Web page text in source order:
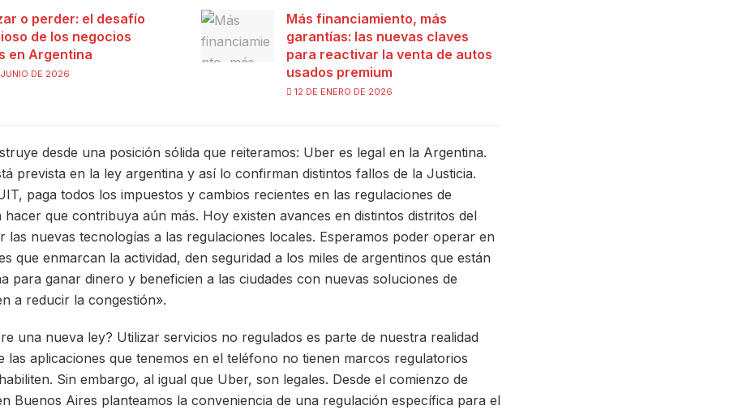
o perder: el desafío
de los negocios
en Argentina
DE 2026
Más financiamiento, más
garantías: las nuevas claves
para reactivar la venta de autos
usados premium
12 DE ENERO DE 2026
desde una posición sólida que reiteramos: Uber es legal en la Argentina.
prevista en la ley argentina y así lo confirman distintos fallos de la Justicia.
paga todos los impuestos y cambios recientes en las regulaciones de
que contribuya aún más. Hoy existen avances en distintos distritos del
las nuevas tecnologías a las regulaciones locales. Esperamos poder operar en
que enmarcan la actividad, den seguridad a los miles de argentinos que están
para ganar dinero y beneficien a las ciudades con nuevas soluciones de
a reducir la congestión».
una nueva ley? Utilizar servicios no regulados es parte de nuestra realidad
las aplicaciones que tenemos en el teléfono no tienen marcos regulatorios
Sin embargo, al igual que Uber, son legales. Desde el comienzo de
Buenos Aires planteamos la conveniencia de una regulación específica para el